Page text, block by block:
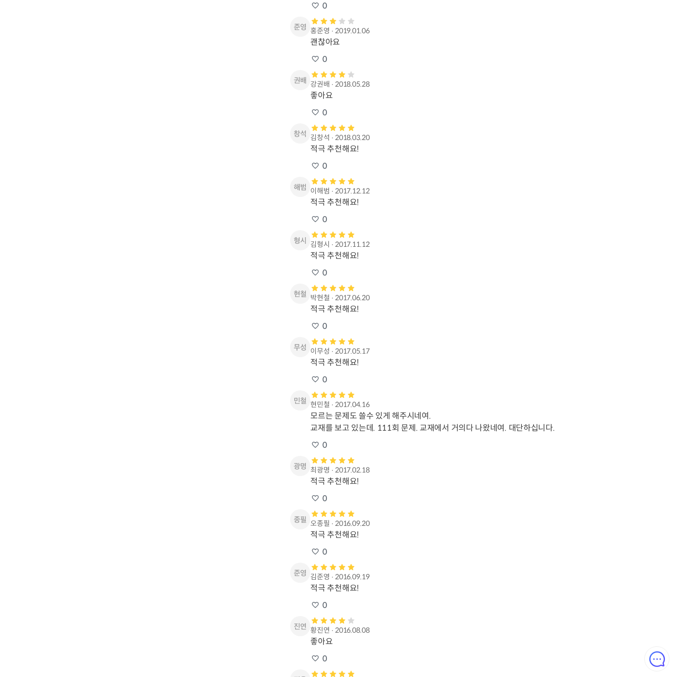
0
홍준영 ∙ 2019.01.06
괜찮아요
0
강권배 ∙ 2018.05.28
좋아요
0
김창석 ∙ 2018.03.20
적극 추천해요!
0
이해범 ∙ 2017.12.12
적극 추천해요!
0
김형시 ∙ 2017.11.12
적극 추천해요!
0
박현철 ∙ 2017.06.20
적극 추천해요!
0
이무성 ∙ 2017.05.17
적극 추천해요!
0
현민철 ∙ 2017.04.16
모르는 문제도 쓸수 있게 해주시네여.
교재를 보고 있는데. 111회 문제. 교재에서 거의다 나왔네여. 대단하십니다.
0
최광명 ∙ 2017.02.18
적극 추천해요!
0
오종필 ∙ 2016.09.20
적극 추천해요!
0
김준영 ∙ 2016.09.19
적극 추천해요!
0
황진연 ∙ 2016.08.08
좋아요
0